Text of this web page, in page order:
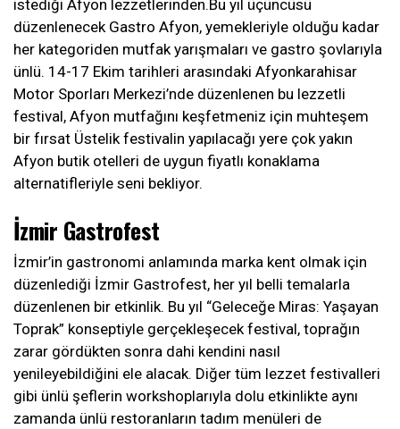
istediği Afyon lezzetlerinden.Bu yıl üçüncüsü
düzenlenecek Gastro Afyon, yemekleriyle olduğu kadar
her kategoriden mutfak yarışmaları ve gastro şovlarıyla
ünlü. 14-17 Ekim tarihleri arasındaki Afyonkarahisar
Motor Sporları Merkezi’nde düzenlenen bu lezzetli
festival, Afyon mutfağını keşfetmeniz için muhteşem
bir fırsat Üstelik festivalin yapılacağı yere çok yakın
Afyon butik otelleri de uygun fiyatlı konaklama
alternatifleriyle seni bekliyor.
İzmir Gastrofest
İzmir’in gastronomi anlamında marka kent olmak için
düzenlediği İzmir Gastrofest, her yıl belli temalarla
düzenlenen bir etkinlik. Bu yıl “Geleceğe Miras: Yaşayan
Toprak” konseptiyle gerçekleşecek festival, toprağın
zarar gördükten sonra dahi kendini nasıl
yenileyebildiğini ele alacak. Diğer tüm lezzet festivalleri
gibi ünlü şeflerin workshoplarıyla dolu etkinlikte aynı
zamanda ünlü restoranların tadım menüleri de